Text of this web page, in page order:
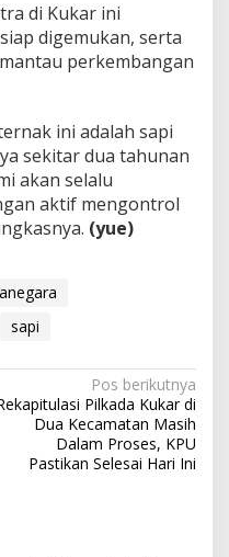
di Kukar ini
digemukan, serta
perkembangan
ini adalah sapi
sekitar dua tahunan
akan selalu
aktif mengontrol
(yue)
sapi
Pos berikutnya
Pilkada Kukar di
Dua Kecamatan Masih
Dalam Proses, KPU
Pastikan Selesai Hari Ini